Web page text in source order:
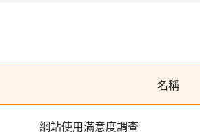
名稱
網站使用滿意度調查